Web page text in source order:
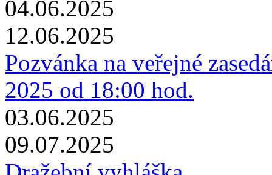
04.06.2025
12.06.2025
Pozvánka na veřejné
2025 od 18:00 hod.
03.06.2025
09.07.2025